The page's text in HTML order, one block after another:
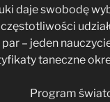
daje swobodę
częstotliwości
par – jeden
taneczne
Program